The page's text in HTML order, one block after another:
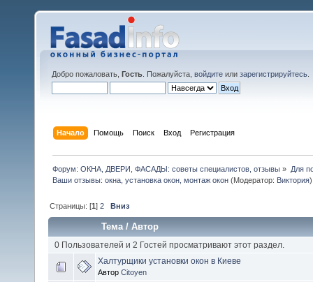
Добро пожаловать, Гость . Пожалуйста, войдите или зарегистрируйтесь
Начало Помощь Поиск Вход Регистрация
Форум: ОКНА, ДВЕРИ, ФАСАДЫ: советы специалистов, отзывы » Для
Ваши отзывы: окна, установка окон, монтаж окон (Модератор: Виктория)
Страницы: [1]2 Вниз
Тема/Автор
0 Пользователей и 2 Гостей просматривают этот раздел.
Халтурщики установки окон в Киеве
Автор Citoyen